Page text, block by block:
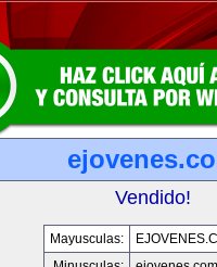
Vendido!
Mayusculas: